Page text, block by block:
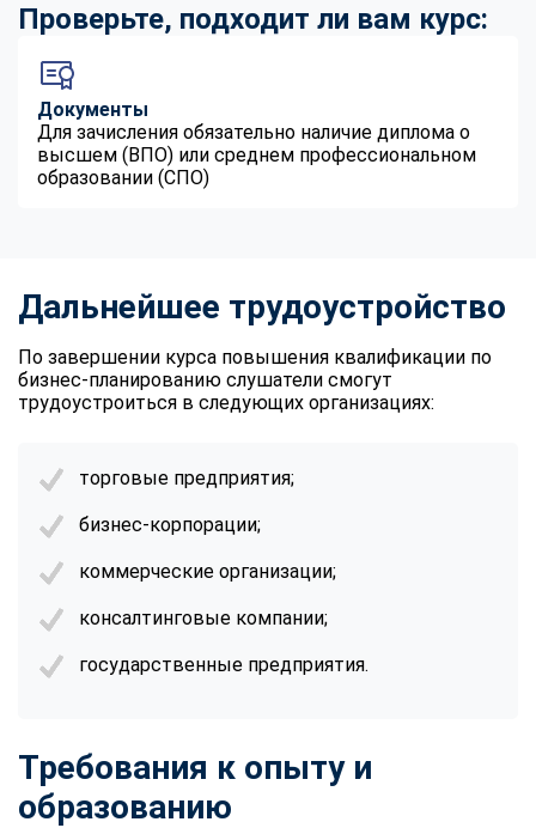
Проверьте, подходит ли вам курс:
Документы
Для зачисления обязательно наличие диплома о
высшем (ВПО) или среднем профессиональном
образовании (СПО)
Дальнейшее трудоустройство
По завершении курса повышения квалификации по
бизнес-планированию слушатели смогут
трудоустроиться в следующих организациях:
торговые предприятия;
бизнес-корпорации;
коммерческие организации;
консалтинговые компании;
государственные предприятия.
Требования к опыту и
образованию